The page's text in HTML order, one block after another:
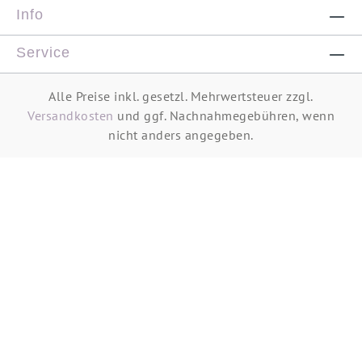
Info
Service
Alle Preise inkl. gesetzl. Mehrwertsteuer zzgl.
Versandkosten und ggf. Nachnahmegebühren, wenn
nicht anders angegeben.